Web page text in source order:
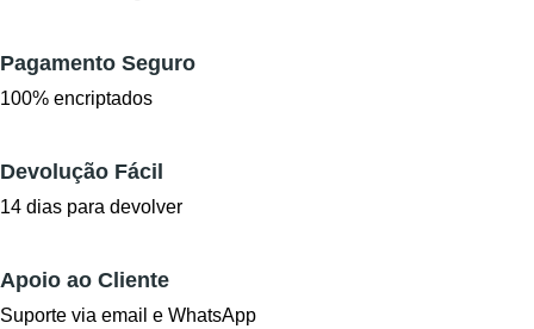
Pagamento Seguro
100% encriptados
Devolução Fácil
14 dias para devolver
Apoio ao Cliente
Suporte via email e WhatsApp